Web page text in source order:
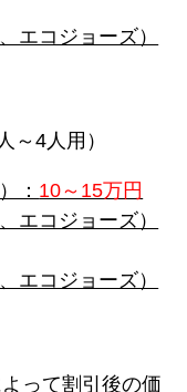
エコジョーズ）
～4人用）
： 10～15万円
エコジョーズ）
エコジョーズ）
って割引後の価